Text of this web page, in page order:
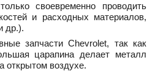
своевременно проводить
и расходных материалов,
др.).
запчасти Chevrolet, так как
царапина делает металл
открытом воздухе.